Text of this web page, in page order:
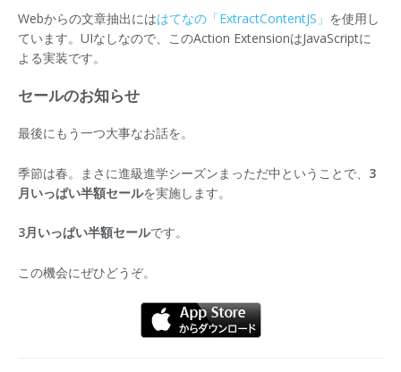
Webからの文章抽出にははてなの「ExtractContentJS」 を使用し
ています。UIなしなので、このAction ExtensionはJavaScriptに
よる実装です。
セールのお知らせ
最後にもう一つ大事なお話を。
季節は春。まさに進級進学シーズンまっただ中ということで、 3
月いっぱい半額セールを実施します。
3月いっぱい半額セールです。
この機会にぜひどうぞ。